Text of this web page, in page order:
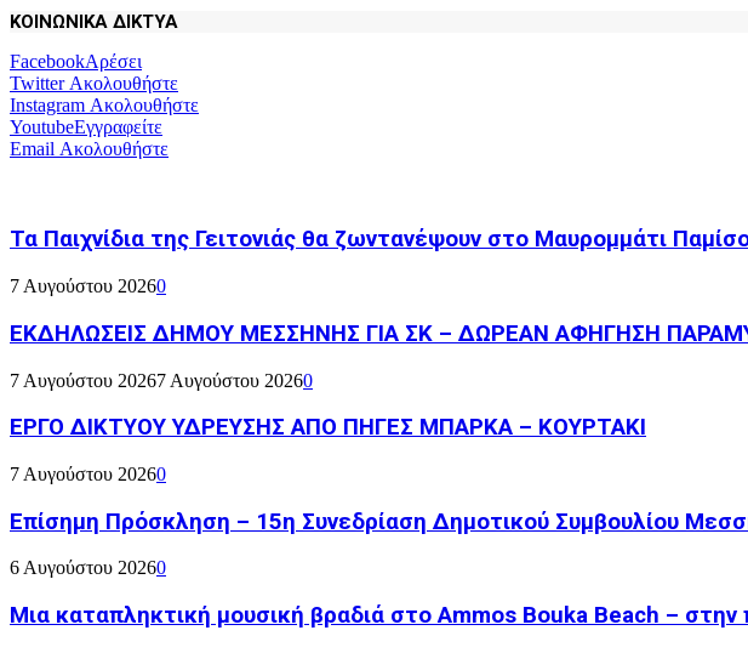
ΚΟΙΝΩΝΙΚΑ ΔΙΚΤΥΑ
FacebookΑρέσει
TwitterΑκολουθήστε
Instagram Ακολουθήστε
YoutubeΕγγραφείτε
Email Ακολουθήστε
Τα Παιχνίδια της Γειτονιάς θα ζωντανέψουν στο Μαυρομμάτι
7 Αυγούστου 20260
ΕΚΔΗΛΩΣΕΙΣ ΔΗΜΟΥ ΜΕΣΣΗΝΗΣ ΓΙΑ ΣΚ – ΔΩΡΕΑΝ ΑΦΗΓΗΣΗ
7 Αυγούστου 20267 Αυγούστου 20260
ΕΡΓΟ ΔΙΚΤΥΟΥ ΥΔΡΕΥΣΗΣ ΑΠΟ ΠΗΓΕΣ ΜΠΑΡΚΑ – ΚΟΥΡΤΑΚΙ
7 Αυγούστου 20260
Επίσημη Πρόσκληση – 15η Συνεδρίαση Δημοτικού Συμβουλίου
6 Αυγούστου 20260
Μια καταπληκτική μουσική βραδιά στο Ammos Bouka Beach – στην